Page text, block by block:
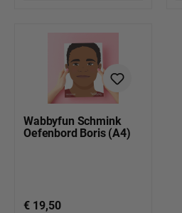
Wabbyfun Schmink
Oefenbord Boris (A4)
€ 19,50